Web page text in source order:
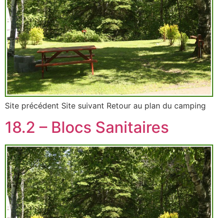
Site précédent Site suivant Retour au plan du camping
18.2 – Blocs Sanitaires